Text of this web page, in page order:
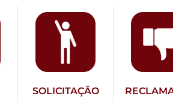
SOLICITAÇÃO